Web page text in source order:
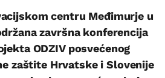
centru Međimurje u
završna konferencija
ODZIV posvećenog
zaštite Hrvatske i Slovenije